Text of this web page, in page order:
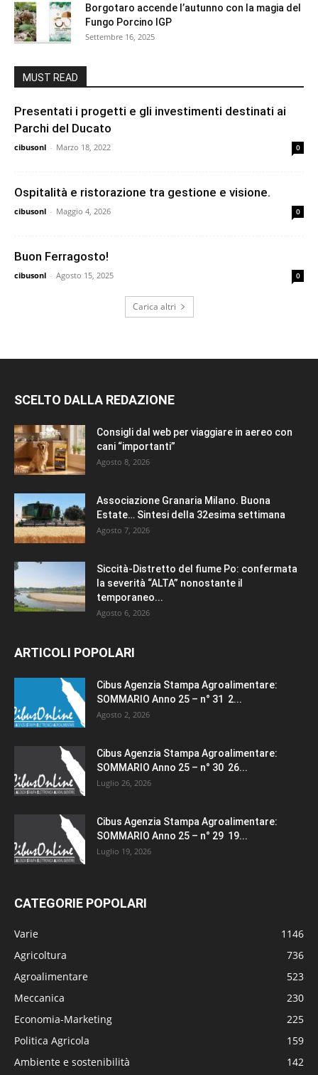
Borgotaro accende l’autunno con la magia del
Fungo Porcino IGP
Settembre 16, 2025
MUST READ
Presentati i progetti e gli investimenti destinati ai
Parchi del Ducato
cibusonl - Marzo 18, 2022 0
Ospitalità e ristorazione tra gestione e visione.
cibusonl - Maggio 4, 2026 0
Buon Ferragosto!
cibusonl - Agosto 15, 2025 0
Carica altri
SCELTO DALLA REDAZIONE
Consigli dal web per viaggiare in aereo con
cani “importanti”
Agosto 8, 2026
Associazione Granaria Milano. Buona
Estate… Sintesi della 32esima settimana
Agosto 7, 2026
Siccità-Distretto del fiume Po: confermata
la severità “ALTA” nonostante il
temporaneo...
Agosto 6, 2026
ARTICOLI POPOLARI
Cibus Agenzia Stampa Agroalimentare:
SOMMARIO Anno 25 – n° 31 2...
Agosto 2, 2026
Cibus Agenzia Stampa Agroalimentare:
SOMMARIO Anno 25 – n° 30 26...
Luglio 26, 2026
Cibus Agenzia Stampa Agroalimentare:
SOMMARIO Anno 25 – n° 29 19...
Luglio 19, 2026
CATEGORIE POPOLARI
Varie
1146
Agricoltura
736
Agroalimentare
523
Meccanica
230
Economia-Marketing
225
Politica Agricola
159
Ambiente e sostenibilità
142